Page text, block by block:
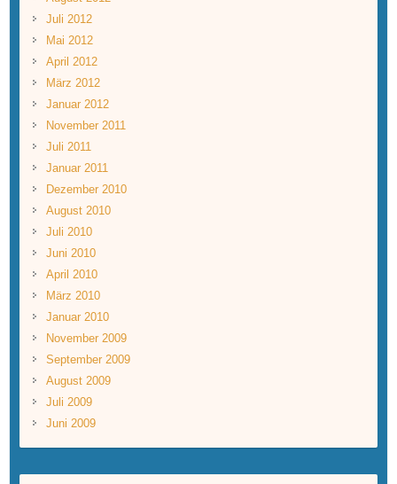
Juli 2012
Mai 2012
April 2012
März 2012
Januar 2012
November 2011
Juli 2011
Januar 2011
Dezember 2010
August 2010
Juli 2010
Juni 2010
April 2010
März 2010
Januar 2010
November 2009
September 2009
August 2009
Juli 2009
Juni 2009